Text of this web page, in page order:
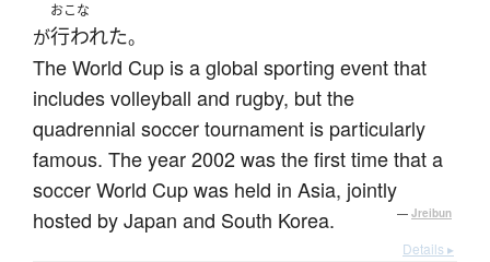
が
おこな
行われた。
The World Cup is a global sporting event that
includes volleyball and rugby, but the
quadrennial soccer tournament is particularly
famous. The year 2002 was the first time that a
soccer World Cup was held in Asia, jointly
hosted by Japan and South Korea.
— Jreibun
Details ▸